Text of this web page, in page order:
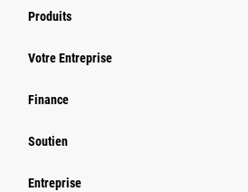
Produits
Votre Entreprise
Finance
Soutien
Entreprise